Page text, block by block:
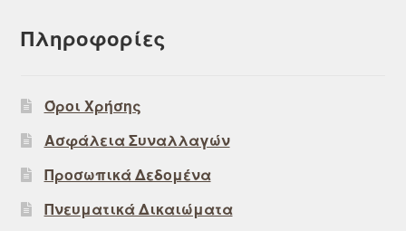
Πληροφορίες
Όροι Χρήσης
Ασφάλεια Συναλλαγών
Προσωπικά Δεδομένα
Πνευματικά Δικαιώματα